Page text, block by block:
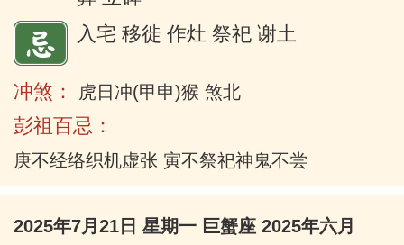
入宅 移徙 作灶 祭祀 谢土
冲煞： 虎日冲(甲申)猴 煞北
彭祖百忌：
庚不经络织机虚张 寅不祭祀神鬼不尝
2025年7月21日 星期一 巨蟹座 2025年六月